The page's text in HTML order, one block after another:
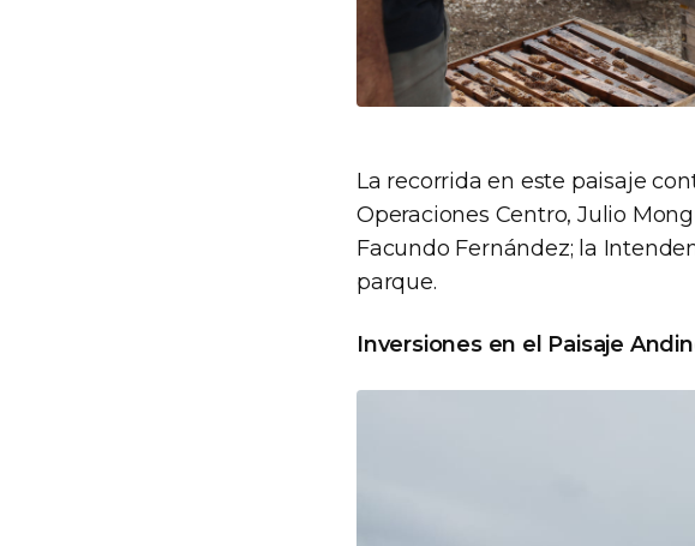
La recorrida en este paisaje
Operaciones Centro, Julio
Facundo Fernández; la
parque.
Inversiones en el Paisaje